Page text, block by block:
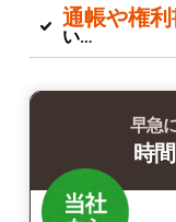
通帳や権
い…
早急
時